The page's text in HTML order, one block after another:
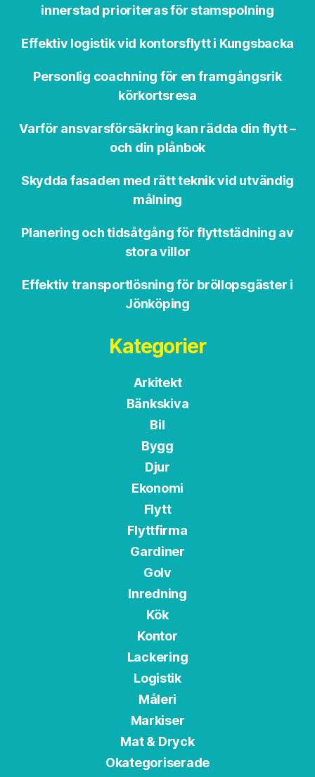
innerstad prioriteras för stamspolning
Effektiv logistik vid kontorsflytt i Kungsbacka
Personlig coachning för en framgångsrik
körkortsresa
Varför ansvarsförsäkring kan rädda din flytt –
och din plånbok
Skydda fasaden med rätt teknik vid utvändig
målning
Planering och tidsåtgång för flyttstädning av
stora villor
Effektiv transportlösning för bröllopsgäster i
Jönköping
Kategorier
Arkitekt
Bänkskiva
Bil
Bygg
Djur
Ekonomi
Flytt
Flyttfirma
Gardiner
Golv
Inredning
Kök
Kontor
Lackering
Logistik
Måleri
Markiser
Mat & Dryck
Okategoriserade